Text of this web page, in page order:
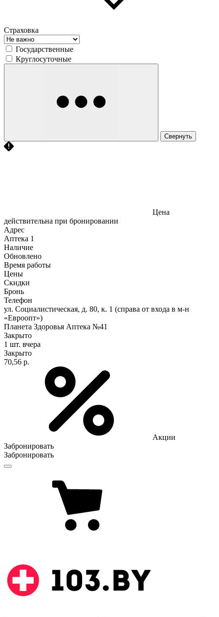
Страховка
Государственные
Круглосуточные
Свернуть
Цена
действительна при бронировании
Адрес
Аптека 1
Наличие
Обновлено
Время работы
Цены
Скидки
Бронь
Телефон
ул. Социалистическая, д. 80, к. 1 (справа от входа в м-н
«Евроопт»)
Планета Здоровья Аптека №41
Закрыто
1 шт. вчера
Закрыто
70,56 р.
Акции
Забронировать
Забронировать